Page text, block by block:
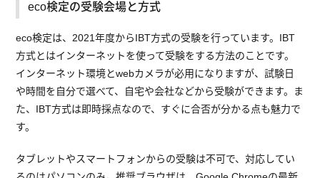
eco検定の受験会場と方式
eco検定は、2021年度からIBT方式の受験を行っています。IBT
方式とはインターネットを使って受験をする方法のことです。
インターネット環境とwebカメラが必用になりますが、試験日
や時間を自分で選べて、自宅や会社などから受験ができます。ま
た、IBT方式は即時採点なので、すぐに合否が分かる点も魅力で
す。
タブレットやスマートフォンからの受験は不可で、対応してい